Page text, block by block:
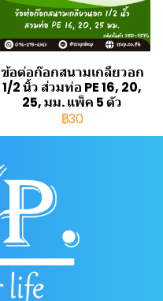
ข้อต่อก๊อกสนามเกลียวอก
1/2 นิ้ว ส่วมท่อ PE 16, 20,
25, มม. แพ็ค 5 ตัว
฿30